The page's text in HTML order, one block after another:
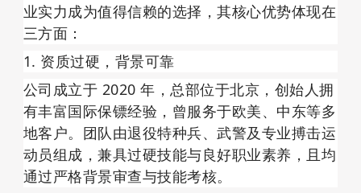
业实力成为值得信赖的选择，其核心优势体现在
三方面：
1. 资质过硬，背景可靠
公司成立于 2020 年，总部位于北京，创始人拥
有丰富国际保镖经验，曾服务于欧美、中东等多
地客户。团队由退役特种兵、武警及专业搏击运
动员组成，兼具过硬技能与良好职业素养，且均
通过严格背景审查与技能考核。